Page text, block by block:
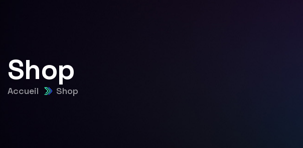
Shop
Accueil Shop